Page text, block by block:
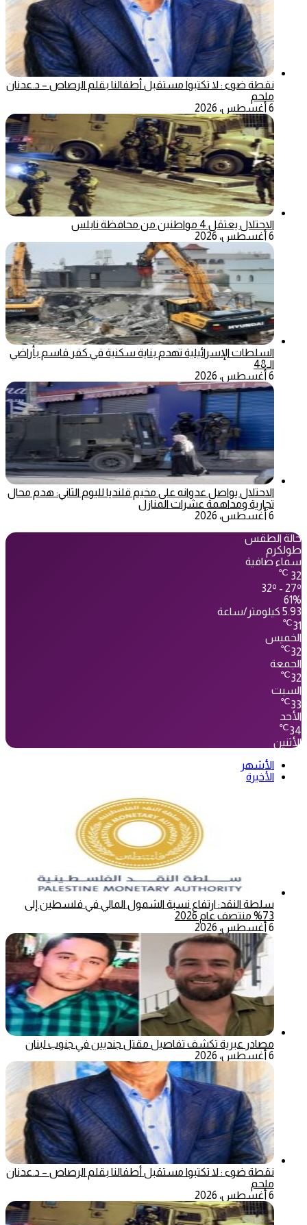
نقطة ضوء : لا تكتبوا مستقبل أطفالنا بقلم الرصاص – د.عدنان
ملحم
6 أغسطس، 2026
الاحتلال يعتقل 4 مواطنين من محافظة نابلس
6 أغسطس، 2026
السلطات الإسرائيلية تهدم بناية سكنية في كفر قاسم بأراضي
الـ48
6 أغسطس، 2026
الاحتلال يواصل عدوانه على مخيم قلنديا لليوم الثاني: هدم محال
تجارية ومداهمة عشرات المنازل
6 أغسطس، 2026
حالة الطقس
طولكرم
سماء صافية
32
℃
32º - 27º
61%
5.93 كيلومتر/ساعة
31
℃
الخميس
32
℃
الجمعة
32
℃
السبت
33
℃
الأحد
34
℃
الأثنين
الأشهر
الأخيرة
سلطة النقد: ارتفاع نسبة الشمول المالي في فلسطين إلى
73% منتصف عام 2026
6 أغسطس، 2026
مصادر عبرية تكشف تفاصيل مقتل جنديين في جنوب لبنان
6 أغسطس، 2026
نقطة ضوء : لا تكتبوا مستقبل أطفالنا بقلم الرصاص – د.عدنان
ملحم
6 أغسطس، 2026